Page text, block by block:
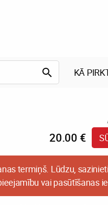
KĀ
20.00 €
termiņš. Lūdzu,
vai pasūtīšanas